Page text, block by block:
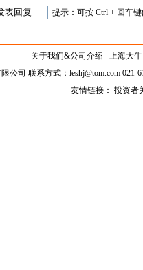
提示：可按 Ctrl + 回车
关于我们&公司介绍 上海大牛
公司 联系方式：leshj@tom.com
友情链接：投资者